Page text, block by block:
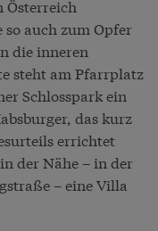
Österreich
auch zum Opfer
die inneren
steht am Pfarrplatz
Schlosspark ein
das kurz
errichtet
der Nähe – in der
– eine Villa